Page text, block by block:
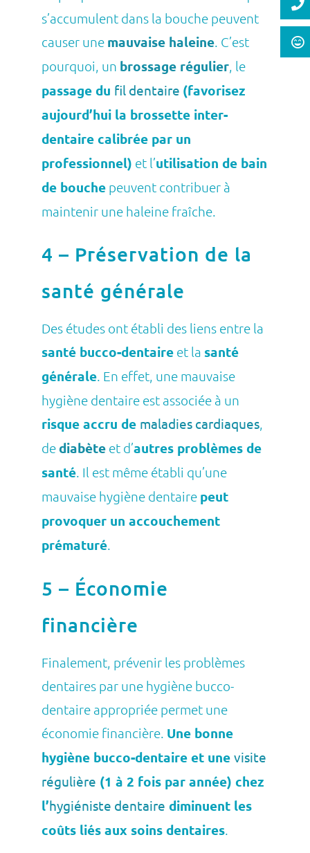
s’accumulent dans la bouche peuvent
causer une mauvaise haleine. C’est
pourquoi, un brossage régulier, le
passage du fil dentaire (favorisez
aujourd’hui la brossette inter-
dentaire calibrée par un
professionnel) et l’utilisation de bain
de bouche peuvent contribuer à
maintenir une haleine fraîche.
4 – Préservation de la
santé générale
Des études ont établi des liens entre la
santé bucco-dentaire et la santé
générale. En effet, une mauvaise
hygiène dentaire est associée à un
risque accru de maladies cardiaques,
dediabète et d’autres problèmes de
santé. Il est même établi qu’une
mauvaise hygiène dentaire peut
provoquer un accouchement
prématuré.
5 – Économie
financière
Finalement, prévenir les problèmes
dentaires par une hygiène bucco-
dentaire appropriée permet une
économie financière. Une bonne
hygiène bucco-dentaire et une visite
régulière (1 à 2 fois par année) chez
l’hygiéniste dentaire diminuent les
coûts liés aux soins dentaires.